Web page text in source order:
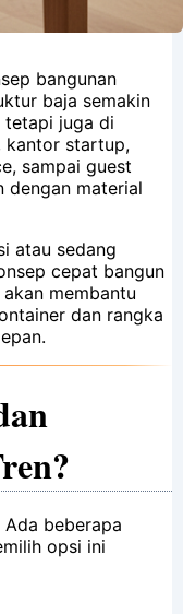
bangunan
baja semakin
tetapi juga di
kantor startup,
sampai guest
dengan material
atau sedang
cepat bangun
membantu
dan rangka
beberapa
opsi ini